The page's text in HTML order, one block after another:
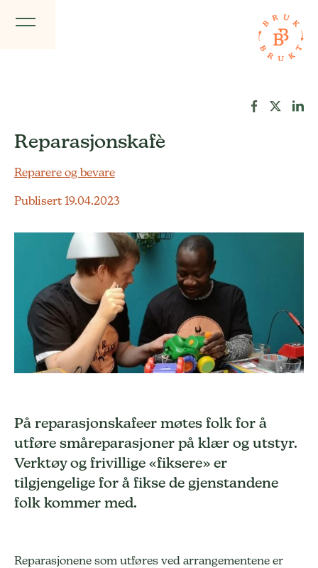
Reparasjonskafè
Reparere og bevare
Publisert 19.04.2023
På reparasjonskafeer møtes folk for å
utføre småreparasjoner på klær og utstyr.
Verktøy og frivillige «fiksere» er
tilgjengelige for å fikse de gjenstandene
folk kommer med.
Reparasjonene som utføres ved arrangementene er